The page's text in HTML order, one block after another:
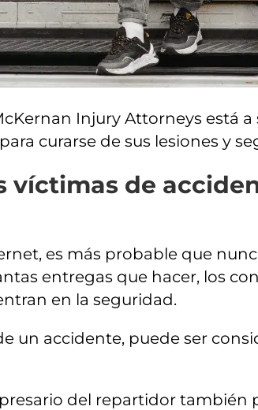
Injury Attorneys está
curarse de sus lesiones y
víctimas de
es más probable que
entregas que hacer, los
en la seguridad.
un accidente, puede ser
del repartidor también